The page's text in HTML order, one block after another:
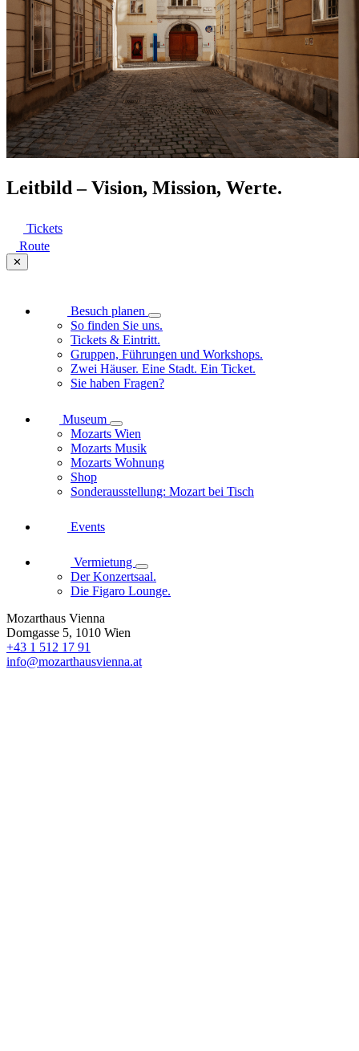
Leitbild – Vision, Mission, Werte.
Tickets
Route
✕
Besuch planen
So finden Sie uns.
Tickets & Eintritt.
Gruppen, Führungen und Workshops.
Zwei Häuser. Eine Stadt. Ein Ticket.
Sie haben Fragen?
Museum
Mozarts Wien
Mozarts Musik
Mozarts Wohnung
Shop
Sonderausstellung: Mozart bei Tisch
Events
Vermietung
Der Konzertsaal.
Die Figaro Lounge.
Mozarthaus Vienna
Domgasse 5, 1010 Wien
+43 1 512 17 91
info@mozarthausvienna.at